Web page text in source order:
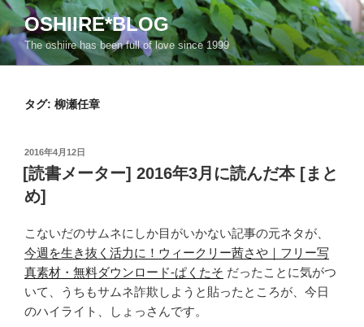
コ
ン
テ
ン
OSHIIRE*BLOG
The oshiire has been full of love since 1999
タグ: 柳瀬任章
投
稿
日:
2016年4月12日
[読書メーター] 2016年3月に読んだ本 [まと
め]
こないだのサムネにしか目がいかない記事の元ネタが、
今週を生き抜く活力に！ウィークリー茜さや｜フリー写
真素材・無料ダウンロード-ぱくたそ だったことに気がつ
いて、うちもサムネ詐欺しようと貼ったところが、今日
のハイライト、しょっさんです。